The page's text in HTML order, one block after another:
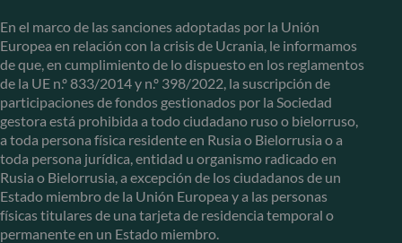
En el marco de las sanciones adoptadas por la Unión
Europea en relación con la crisis de Ucrania, le informamos
de que, en cumplimiento de lo dispuesto en los reglamentos
de la UE n.º 833/2014 y n.º 398/2022, la suscripción de
participaciones de fondos gestionados por la Sociedad
gestora está prohibida a todo ciudadano ruso o bielorruso,
a toda persona física residente en Rusia o Bielorrusia o a
toda persona jurídica, entidad u organismo radicado en
Rusia o Bielorrusia, a excepción de los ciudadanos de un
Estado miembro de la Unión Europea y a las personas
físicas titulares de una tarjeta de residencia temporal o
permanente en un Estado miembro.